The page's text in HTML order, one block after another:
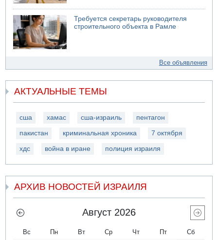
Требуется секретарь руководителя
строительного объекта в Рамле
Все объявления
АКТУАЛЬНЫЕ ТЕМЫ
сша хамас сша-израиль пентагон
пакистан криминальная хроника 7 октября
хдс война в иране полиция израиля
АРХИВ НОВОСТЕЙ ИЗРАИЛЯ
Август 2026
Вс Пн Вт Ср Чт Пт Сб